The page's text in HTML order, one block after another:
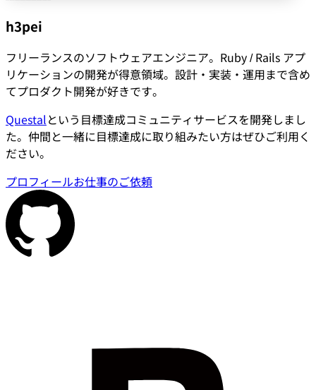
h3pei
フリーランスのソフトウェアエンジニア。Ruby / Rails アプ
リケーションの開発が得意領域。設計・実装・運用まで含め
てプロダクト開発が好きです。
Questalという目標達成コミュニティサービスを開発しまし
た。仲間と一緒に目標達成に取り組みたい方はぜひご利用く
ださい。
プロフィールお仕事のご依頼